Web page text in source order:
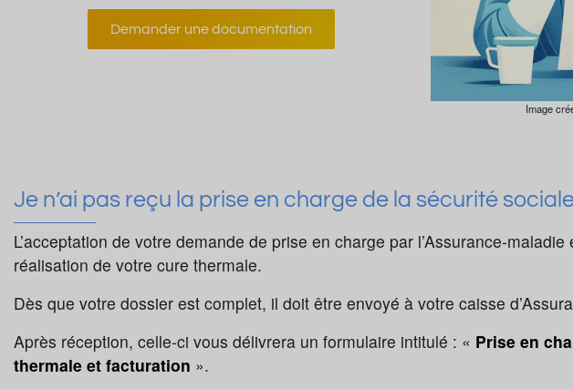
Demander une documentation
Image
Je n’ai pas reçu la prise en charge de la sécurité
L’acceptation de votre demande de prise en charge par l’Assurance-
réalisation de votre cure thermale.
Dès que votre dossier est complet, il doit être envoyé à votre caisse
Après réception, celle-ci vous délivrera un formulaire intitulé : « Prise en
thermale et facturation ».